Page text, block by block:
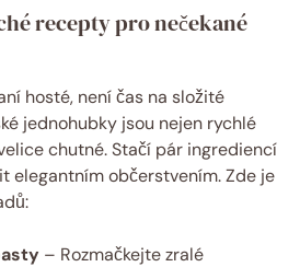
recepty pro nečekané
hosté, není čas na složité
jednohubky jsou nejen rychlé
chutné. Stačí pár ingrediencí
elegantním občerstvením. Zde je
– Rozmačkejte zralé